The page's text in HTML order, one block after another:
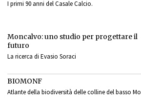
I primi 90 anni del Casale Calcio.
Moncalvo: uno studio per progettare il
futuro
La ricerca di Evasio Soraci
BIOMONF
Atlante della biodiversità delle colline del basso